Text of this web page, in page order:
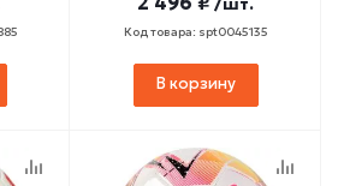
Код товара: spt0045135
В корзину